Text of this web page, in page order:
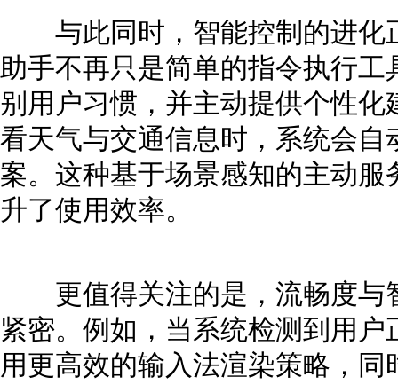
与此同时，智能控制的进化
助手不再只是简单的指令执行
别用户习惯，并主动提供个性
看天气与交通信息时，系统会
案。这种基于场景感知的主动
升了使用效率。
更值得关注的是，流畅度与
紧密。例如，当系统检测到用
用更高效的输入法渲染策略，